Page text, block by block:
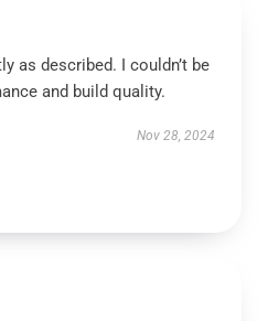
as described. I couldn’t be
and build quality.
Nov 28, 2024